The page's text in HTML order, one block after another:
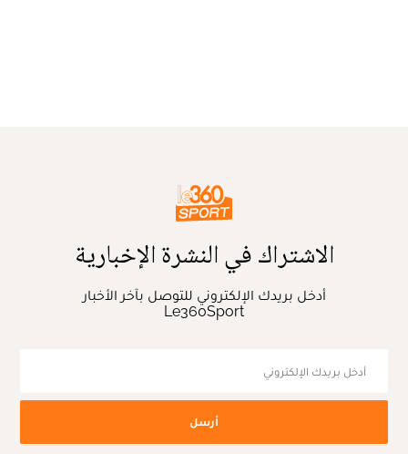
الاشتراك في النشرة الإخبارية
أدخل بريدك الإلكتروني للتوصل بآخر الأخبار
Le360Sport
أرسل